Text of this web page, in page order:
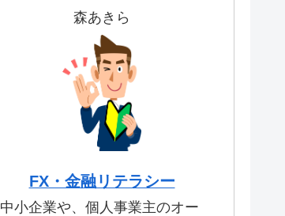
森あきら
FX・金融リテラシー
中小企業や、個人事業主のオー